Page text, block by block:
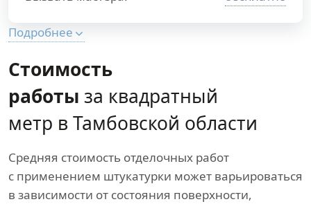
Подробнее
Стоимость
работы за квадратный
метр в Тамбовской области
Средняя стоимость отделочных работ
с применением штукатурки может варьироваться
в зависимости от состояния поверхности,